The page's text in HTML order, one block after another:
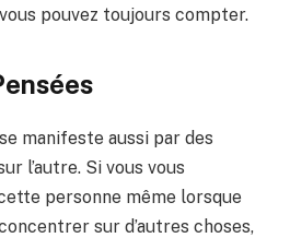
pouvez toujours compter.
manifeste aussi par des
l’autre. Si vous vous
personne même lorsque
sur d’autres choses,